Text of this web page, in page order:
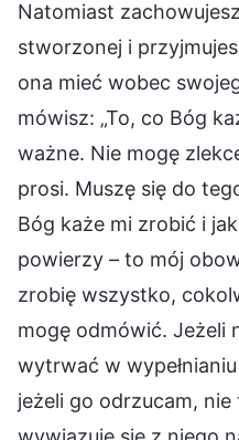
Natomiast
stworzonej i
ona mieć wobec
mówisz: „To, co Bóg
ważne. Nie mogę
prosi. Muszę się do
Bóg każe mi zrobić i
powierzy – to mój
zrobię wszystko,
mogę odmówić. Jeżeli
wytrwać w
jeżeli go odrzucam,